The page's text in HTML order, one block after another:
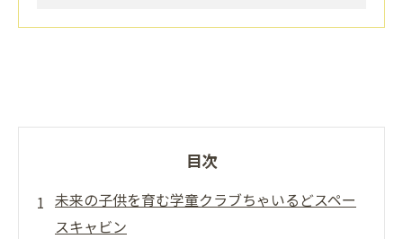
目次
未来の子供を育む学童クラブちゃいるどスペー
スキャビン